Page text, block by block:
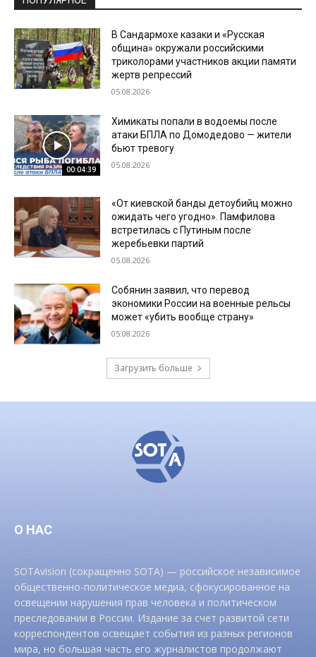
В Сандармохе казаки и «Русская
община» окружали российскими
триколорами участников акции памяти
жертв репрессий
05.08.2026
00:04:39
Химикаты попали в водоемы после
атаки БПЛА по Домодедово — жители
бьют тревогу
05.08.2026
«От киевской банды детоубийц можно
ожидать чего угодно». Памфилова
встретилась с Путиным после
жеребьевки партий
05.08.2026
Собянин заявил, что перевод
экономики России на военные рельсы
может «убить вообще страну»
05.08.2026
Загрузить больше
О НАС
SOTAvision (сокращенно SOTA) — российское независимое
общественно-политическое медиа, сфокусированное на
освещении нарушения прав человека и политическом
преследовании в России. Издание за счет развитой сети
корреспондентов освещает события из разных регионов
мира, но большая часть его журналистов продолжают